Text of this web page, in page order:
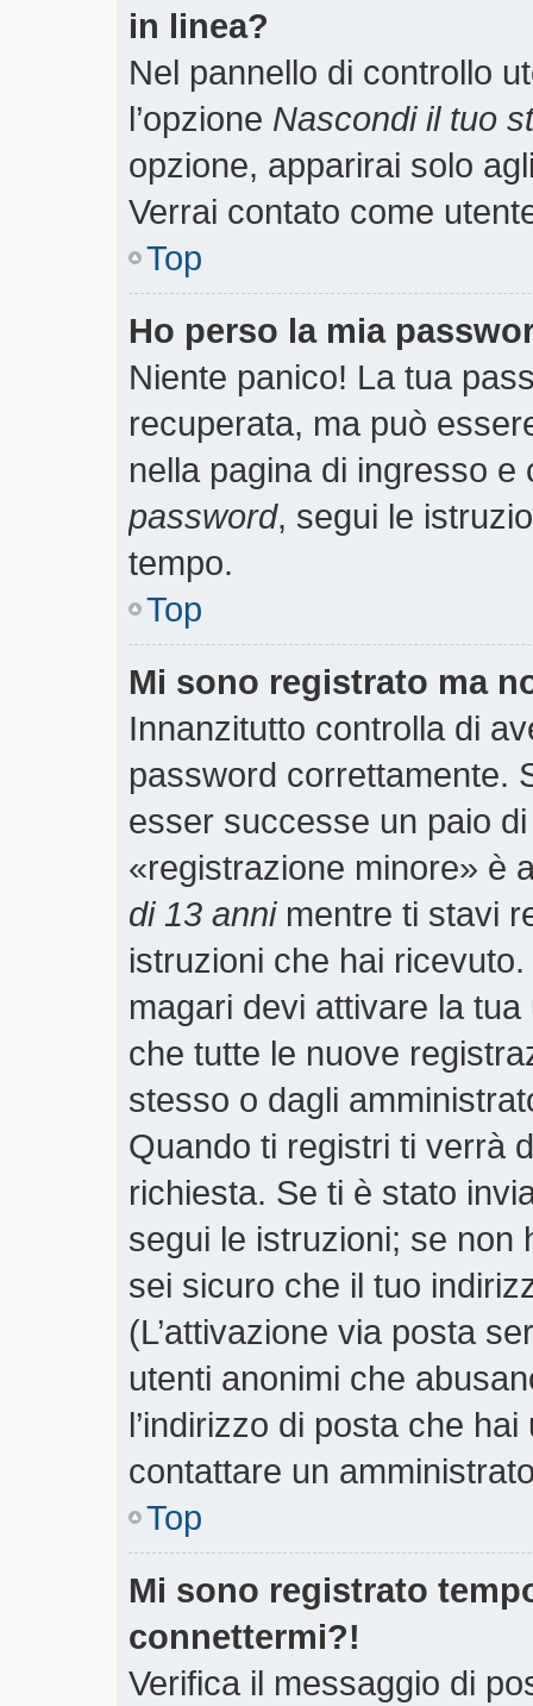
in linea?
Nel pannello di controllo
l’opzione Nascondi il tuo
opzione, apparirai solo
Verrai contato come
Top
Ho perso la mia
Niente panico! La tua
recuperata, ma può
nella pagina di ingresso
password, segui le
tempo.
Top
Mi sono registrato ma
Innanzitutto controlla di
password correttamente.
esser successe un paio
«registrazione minore» è
di 13 annimentre ti stavi
istruzioni che hai
magari devi attivare la
che tutte le nuove
stesso o dagli
Quando ti registri ti verrà
richiesta. Se ti è stato
segui le istruzioni; se non
sei sicuro che il tuo
(L’attivazione via posta
utenti anonimi che
l’indirizzo di posta che
contattare un
Top
Mi sono registrato
connettermi?!
Verifica il messaggio di